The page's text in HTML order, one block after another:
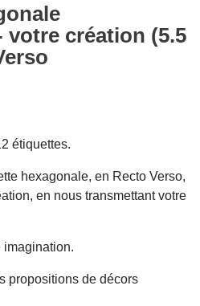
votre création (5.5
étiquettes.
hexagonale, en Recto Verso,
en nous transmettant votre
imagination.
propositions de décors